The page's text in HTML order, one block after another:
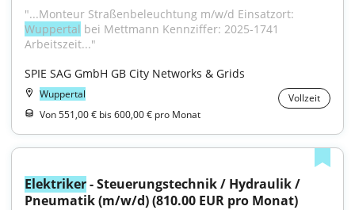
Wuppertal bei Mettmann Kennziffer: 2025-1741
Arbeitszeit..."
SPIE SAG GmbH GB City Networks & Grids
Wuppertal
Vollzeit
Von 551,00 € bis 600,00 € pro Monat
Elektriker - Steuerungstechnik / Hydraulik /
Pneumatik (m/w/d) (810.00 EUR pro Monat)